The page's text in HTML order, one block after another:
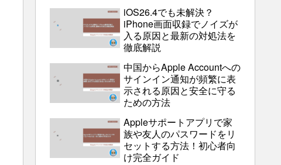
iOS26.4でも未解決？
iPhone画面収録でノイズが
入る原因と最新の対処法を
徹底解説
中国からApple Accountへの
サインイン通知が頻繁に表
示される原因と安全に守る
ための方法
Appleサポートアプリで家
族や友人のパスワードをリ
セットする方法！初心者向
け完全ガイド